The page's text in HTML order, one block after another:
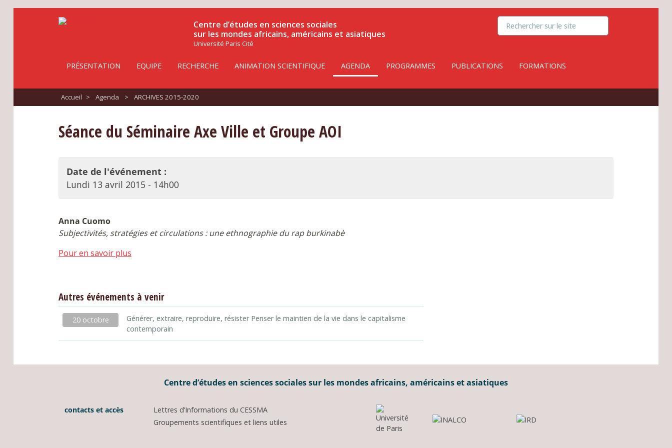
Centre d’études en sciences sociales
sur les mondes africains, américains et asiatiques
Université Paris Cité
PRÉSENTATION EQUIPE RECHERCHE ANIMATION SCIENTIFIQUE AGENDA PROGRAMMES PUBLICATIONS FORMATIONS
Accueil > Agenda > ARCHIVES 2015-2020
Séance du Séminaire Axe Ville et Groupe AOI
Date de l'événement :
Lundi 13 avril 2015 - 14h00
Anna Cuomo
Subjectivités, stratégies et circulations : une ethnographie du rap burkinabè
Pour en savoir plus
Autres événements à venir
20 octobre
Générer, extraire, reproduire, résister Penser le maintien de la vie dans le capitalisme
contemporain
Centre d’études en sciences sociales sur les mondes africains, américains et asiatiques
contacts et accès
Lettres d’Informations du CESSMA
Groupements scientifiques et liens utiles